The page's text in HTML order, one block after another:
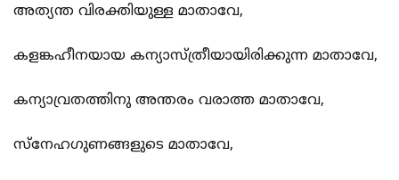
അത്യന്ത വിരക്തിയുള്ള മാതാവേ,
കളങ്കഹീനയായ കന്യാസ്ത്രീയായിരിക്കുന്ന മാതാവേ,
കന്യാവ്രതത്തിനു അന്തരം വരാത്ത മാതാവേ,
സ്നേഹഗുണങ്ങളുടെ മാതാവേ,